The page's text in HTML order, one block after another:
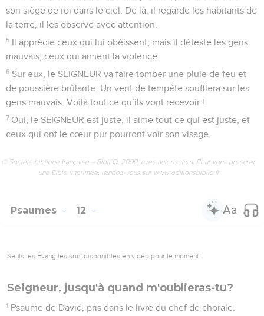
son siège de roi dans le ciel. De là, il regarde les habitants de
la terre, il les observe avec attention.
5 Il apprécie ceux qui lui obéissent, mais il déteste les gens
mauvais, ceux qui aiment la violence.
6 Sur eux, le SEIGNEUR va faire tomber une pluie de feu et
de poussière brûlante. Un vent de tempête soufflera sur les
gens mauvais. Voilà tout ce qu’ils vont recevoir !
7 Oui, le SEIGNEUR est juste, il aime tout ce qui est juste, et
ceux qui ont le cœur pur pourront voir son visage.
© Société biblique française – Bibli’O, 2000, avec autorisation. Pour vous procurer
une Bible imprimée, rendez-vous sur www.editionsbiblio.fr
Psaumes 12
Seuls les Évangiles sont disponibles en vidéo pour le moment.
Seigneur, jusqu'à quand m'oublieras-tu?
1 Psaume de David, pris dans le livre du chef de chorale.